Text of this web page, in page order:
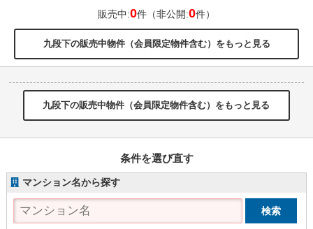
販売中:0件（非公開:0件）
九段下の販売中物件（会員限定物件含む）をもっと見る
九段下の販売中物件（会員限定物件含む）をもっと見る
条件を選び直す
マンション名から探す